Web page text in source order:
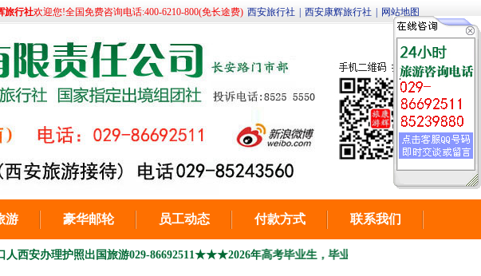
旅行社欢迎您!全国免费咨询电话:400-6210-800(免长途费) 西安旅行社 西安康辉旅行社 网站地图
游 豪华邮轮 员工动态 付款方式 联系我们
护照出国旅游029-86692511★★★2026年高考毕业生，毕业季季青春之旅 毕业旅行